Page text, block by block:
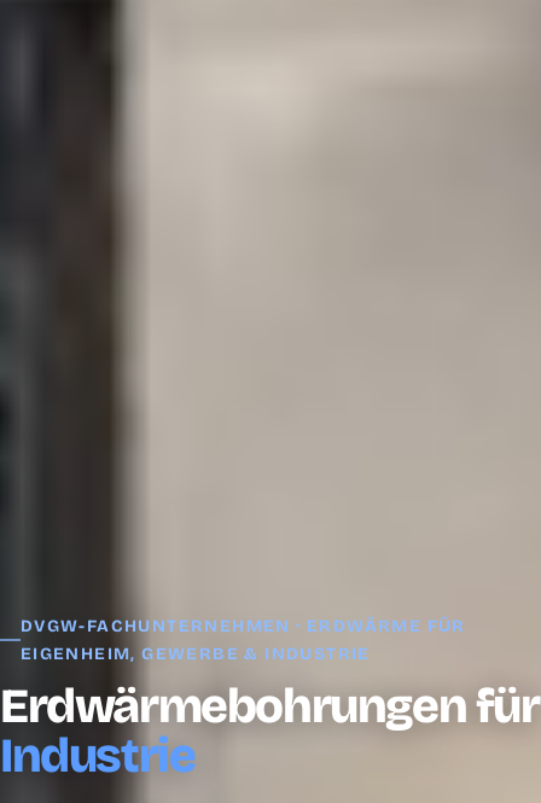
DVGW-FACHUNTERNEHMEN · ERDWÄRME FÜR
EIGENHEIM, GEWERBE & INDUSTRIE
Erdwärmebohrungen für
jede Projektgröße